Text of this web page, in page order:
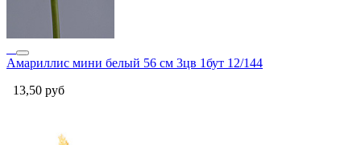
Амариллис мини белый 56 см 3цв 1бут 12/144
13,50 руб